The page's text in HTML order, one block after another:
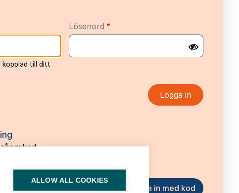
kopplad till ditt
Lösenord
ALLOW ALL COOKIES